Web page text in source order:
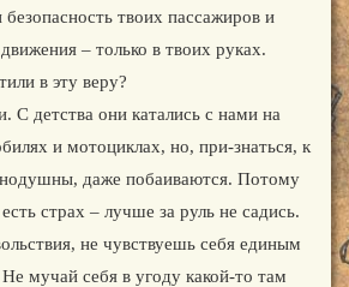
безопасность твоих пассажиров и
– только в твоих руках.
в эту веру?
С детства они катались с нами на
и мотоциклах, но, при-знаться, к
даже побаиваются. Потому
страх – лучше за руль не садись.
не чувствуешь себя единым
мучай себя в угоду какой-то там